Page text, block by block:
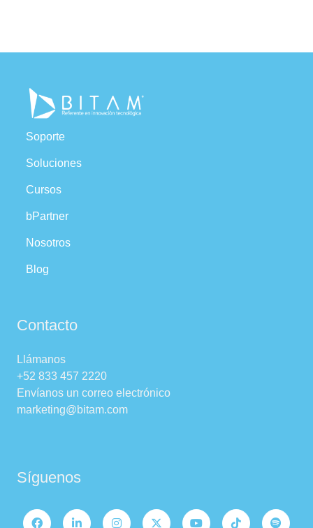
Soporte
Soluciones
Cursos
bPartner
Nosotros
Blog
Contacto
Llámanos
+52 833 457 2220
Envíanos un correo electrónico
marketing@bitam.com
Síguenos